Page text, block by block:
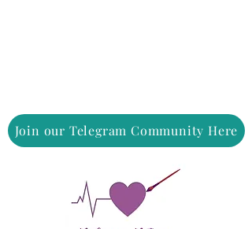
Join our Telegram Community Here